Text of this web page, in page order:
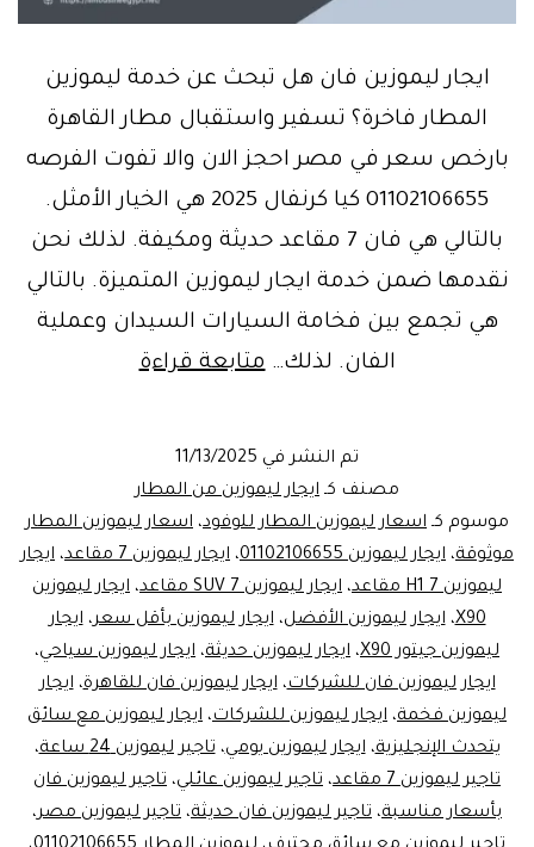
ايجار ليموزين فان هل تبحث عن خدمة ليموزين
المطار فاخرة؟ تسفير واستقبال مطار القاهرة
بارخص سعر في مصر احجز الان والا تفوت الفرصه
01102106655 كيا كرنفال 2025 هي الخيار الأمثل.
بالتالي هي فان 7 مقاعد حديثة ومكيفة. لذلك نحن
نقدمها ضمن خدمة ايجار ليموزين المتميزة. بالتالي
هي تجمع بين فخامة السيارات السيدان وعملية
الفان. لذلك…متابعة قراءةاسعار
الأفضل
في
مصر:
الآن
ايجار
ليموزين
فان
7
تم النشر في 11/13/2025
مصنف كـ ايجار ليموزين من المطار
موسوم كـ اسعار ليموزين المطار للوفود، اسعار ليموزين المطار
موثوقة، ايجار ليموزين 01102106655 ، ايجار ليموزين 7 مقاعد ، ايجار
ليموزين H1 7 مقاعد
، ايجار ليموزين SUV 7 مقاعد ، ايجار ليموزين
X90،ايجار ليموزين الأفضل،ايجار ليموزين بأقل سعر،ايجار
ليموزين جيتور X90
، ايجار ليموزين حديثة، ايجار ليموزين سياحي،
ايجار ليموزين فان للشركات،ايجار ليموزين فان للقاهرة،ايجار
ليموزين فخمة، ايجار ليموزين للشركات، ايجار ليموزين مع سائق
يتحدث الإنجليزية،ايجار ليموزين يومي،تاجير ليموزين 24 ساعة
،
تاجير ليموزين 7 مقاعد
، تاجير ليموزين عائلي، تاجير ليموزين فان
بأسعار مناسبة، تاجير ليموزين فان حديثة، تاجير ليموزين مصر،